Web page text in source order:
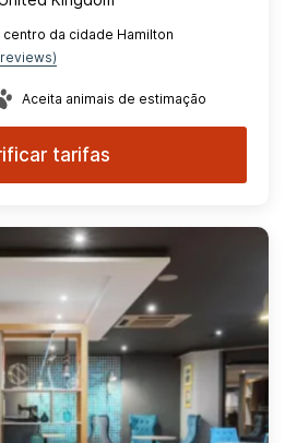
centro da cidade Hamilton
Aceita animais de estimação
tarifas